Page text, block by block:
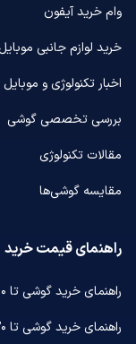
وام خرید آیفون
خرید لوازم جانبی موبایل
اخبار تکنولوژی و موبایل
بررسی تخصصی گوشی
مقالات تکنولوژی
مقایسه گوشی‌ها
راهنمای قیمت خرید
راهنمای خرید گوشی تا ۱۰ میلیون
راهنمای خرید گوشی تا ۲۰ میلیون